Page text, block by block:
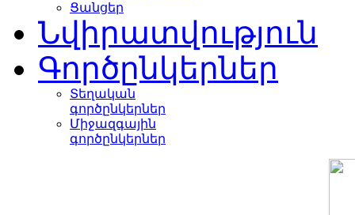
Ցանցեր
Նվիրատվություն
Գործընկերներ
Տեղական
գործընկերներ
Միջազգային
գործընկերներ